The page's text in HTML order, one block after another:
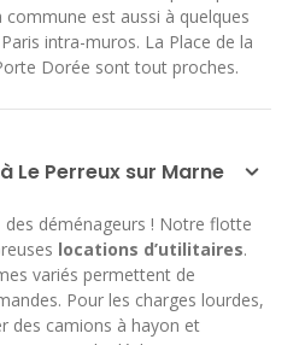
commune est aussi à quelques
intra-muros. La Place de la
Dorée sont tout proches.
Le Perreux sur Marne
des déménageurs ! Notre flotte
locations d’utilitaires.
variés permettent de
Pour les charges lourdes,
des camions à hayon et